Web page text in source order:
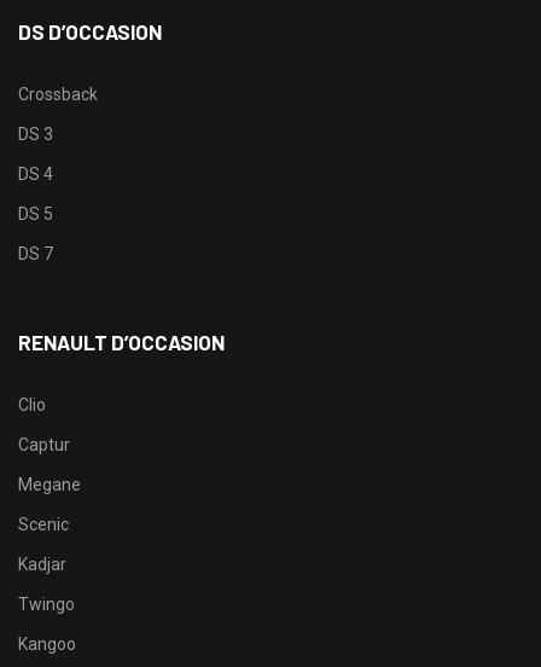
DS D’OCCASION
Crossback
DS 3
DS 4
DS 5
DS 7
RENAULT D’OCCASION
Clio
Captur
Megane
Scenic
Kadjar
Twingo
Kangoo